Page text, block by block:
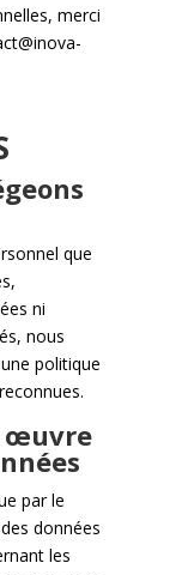
merci
que
ni
nous
politique
œuvre
par le
données
les